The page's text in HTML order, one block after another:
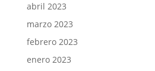
abril 2023
marzo 2023
febrero 2023
enero 2023